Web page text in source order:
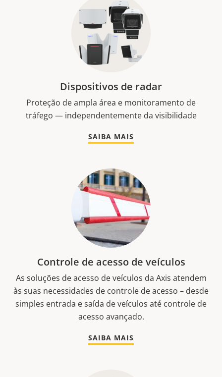
Dispositivos de radar
Proteção de ampla área e monitoramento de
tráfego — independentemente da visibilidade
SAIBA MAIS
Controle de acesso de veículos
As soluções de acesso de veículos da Axis atendem
às suas necessidades de controle de acesso – desde
simples entrada e saída de veículos até controle de
acesso avançado.
SAIBA MAIS